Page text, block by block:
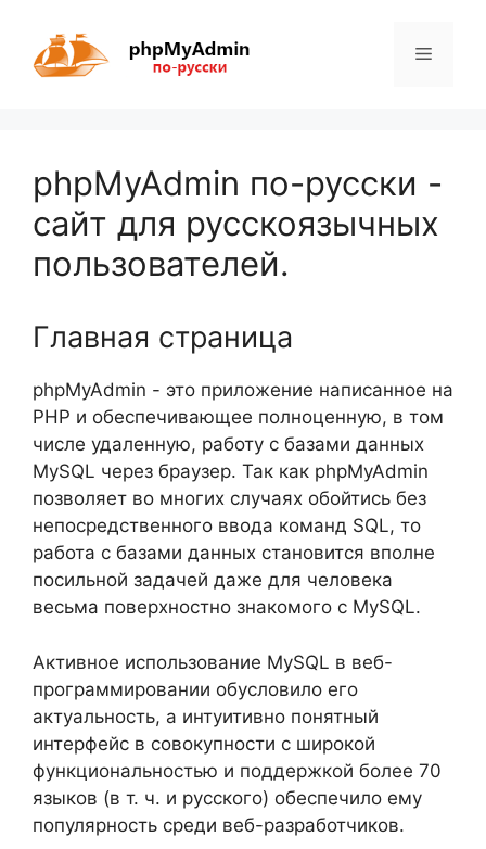
содержимому
Меню
phpMyAdmin по-русски -
сайт для русскоязычных
пользователей.
Главная страница
phpMyAdmin - это приложение написанное на
PHP и обеспечивающее полноценную, в том
числе удаленную, работу с базами данных
MySQL через браузер. Так как phpMyAdmin
позволяет во многих случаях обойтись без
непосредственного ввода команд SQL, то
работа с базами данных становится вполне
посильной задачей даже для человека
весьма поверхностно знакомого с MySQL.
Активное использование MySQL в веб-
программировании обусловило его
актуальность, а интуитивно понятный
интерфейс в совокупности с широкой
функциональностью и поддержкой более 70
языков (в т. ч. и русского) обеспечило ему
популярность среди веб-разработчиков.